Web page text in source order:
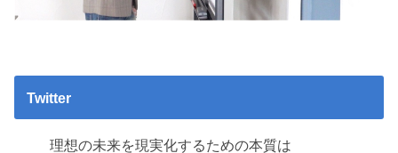
Twitter
理想の未来を現実化するための本質は